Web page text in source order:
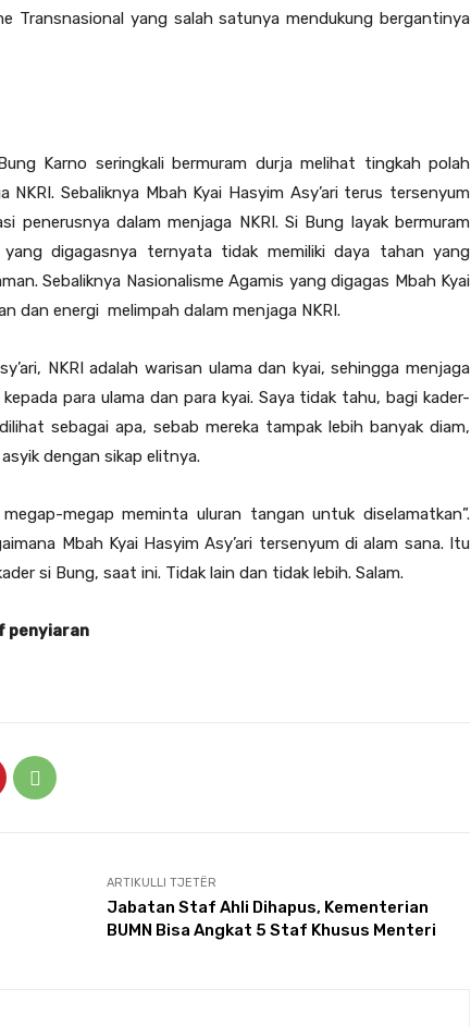
Transnasional yang salah satunya mendukung bergantinya
Karno seringkali bermuram durja melihat tingkah polah
Sebaliknya Mbah Kyai Hasyim Asy’ari terus tersenyum
penerusnya dalam menjaga NKRI. Si Bung layak bermuram
yang digagasnya ternyata tidak memiliki daya tahan yang
Sebaliknya Nasionalisme Agamis yang digagas Mbah Kyai
dan energi melimpah dalam menjaga NKRI.
NKRI adalah warisan ulama dan kyai, sehingga menjaga
para ulama dan para kyai. Saya tidak tahu, bagi kader-
sebagai apa, sebab mereka tampak lebih banyak diam,
dengan sikap elitnya.
megap meminta uluran tangan untuk diselamatkan”.
Mbah Kyai Hasyim Asy’ari tersenyum di alam sana. Itu
si Bung, saat ini. Tidak lain dan tidak lebih. Salam.
penyiaran
ARTIKULLI TJETËR
Jabatan Staf Ahli Dihapus, Kementerian
BUMN Bisa Angkat 5 Staf Khusus Menteri